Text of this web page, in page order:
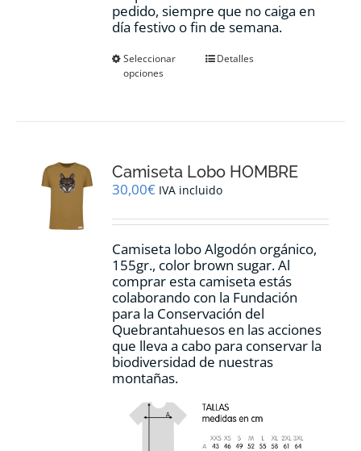
pedido, siempre que no caiga en
día festivo o fin de semana.
Seleccionar
opciones
Este
se
pueden
en
página
de
producto
Detalles
Camiseta Lobo HOMBRE
30,00€ IVA incluido
Camiseta lobo Algodón orgánico,
155gr., color brown sugar.Al
comprar esta camiseta estás
colaborando con la Fundación
para la Conservación del
Quebrantahuesos en las acciones
que lleva a cabo para conservar la
biodiversidad de nuestras
montañas.